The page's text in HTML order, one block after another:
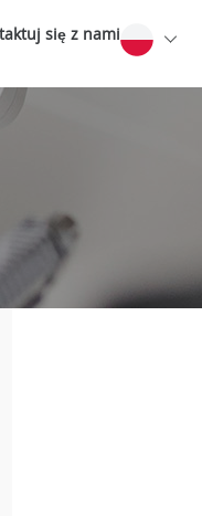
się z nami